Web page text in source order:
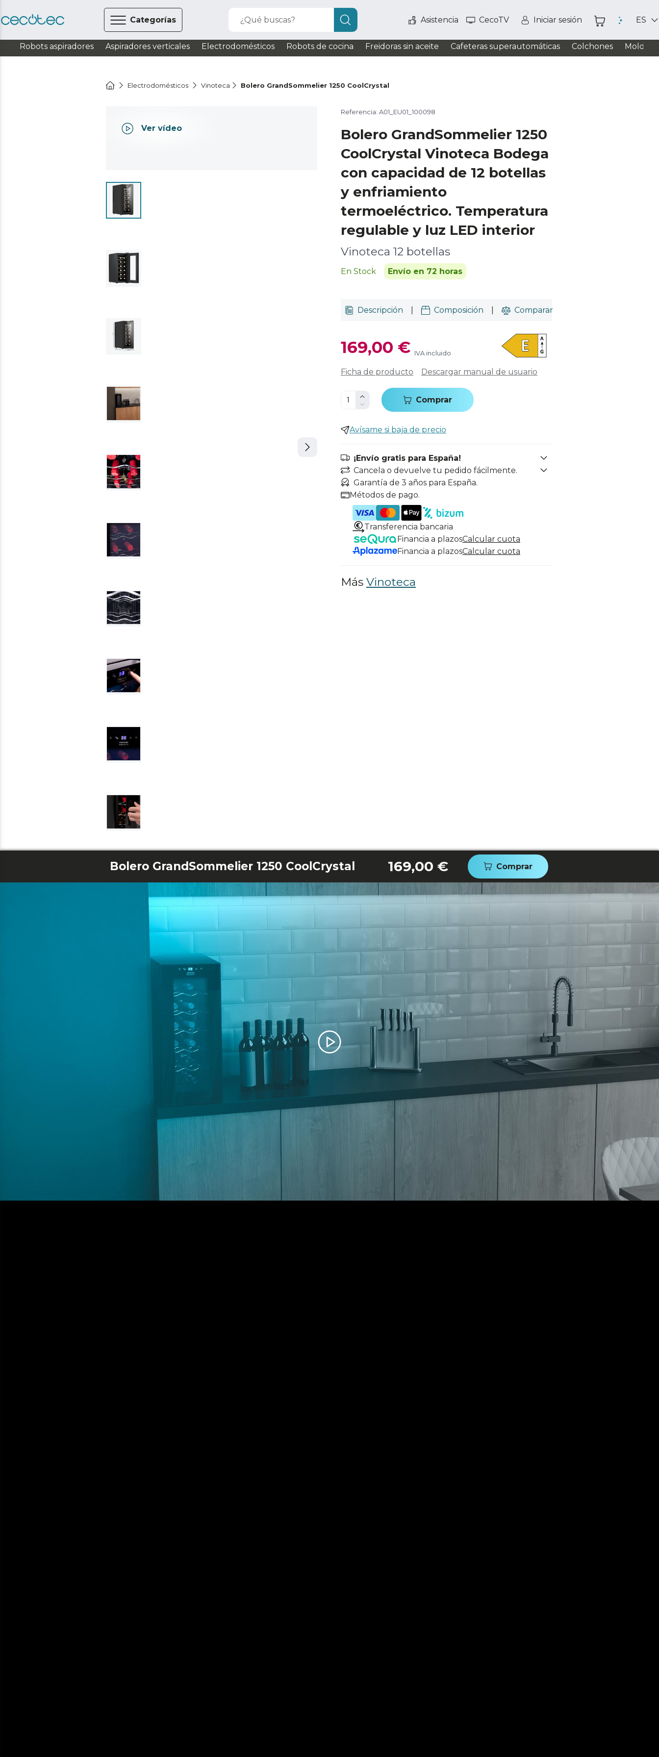
Categorías ¿Qué buscas? Asistencia CecoTV Iniciar sesión ES
Robots aspiradores Aspiradores verticales Electrodomésticos Robots de cocina Freidoras sin aceite Cafeteras superautomáticas Colchones
Electrodomésticos Vinoteca Bolero GrandSommelier 1250 CoolCrystal
Ver vídeo
Referencia: A01_EU01_100098
Bolero GrandSommelier 1250
CoolCrystal Vinoteca Bodega
con capacidad de 12 botellas
y enfriamiento
termoeléctrico. Temperatura
regulable y luz LED interior
Vinoteca 12 botellas
En Stock Envío en 72 horas
Descripción Composición Comparar
169,00 € IVA incluido
Ficha de producto Descargar manual de usuario
Comprar
Avísame si baja de precio
¡Envío gratis para España!
Cancela o devuelve tu pedido fácilmente.
Garantía de 3 años para España.
Métodos de pago.
Transferencia bancaria
Financia a plazosCalcular cuota
Financia a plazosCalcular cuota
Más Vinoteca
Bolero GrandSommelier 1250 CoolCrystal 169,00 € Comprar